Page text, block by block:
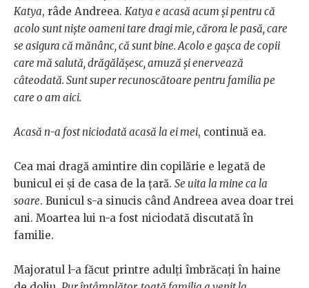
Katya, râde Andreea. Katya e acasă acum și pentru că
acolo sunt niște oameni tare dragi mie, cărora le pasă, care
se asigura că mănânc, că sunt bine. Acolo e gașca de copii
care mă salută, drăgălășesc, amuză și enervează
câteodată. Sunt super recunoscătoare pentru familia pe
care o am aici.
Acasă n-a fost niciodată acasă la ei mei, continuă ea.
Cea mai dragă amintire din copilărie e legată de
bunicul ei și de casa de la țară. Se uita la mine ca la
soare. Bunicul s-a sinucis când Andreea avea doar trei
ani. Moartea lui n-a fost niciodată discutată în
familie.
Majoratul l-a făcut printre adulți îmbrăcați în haine